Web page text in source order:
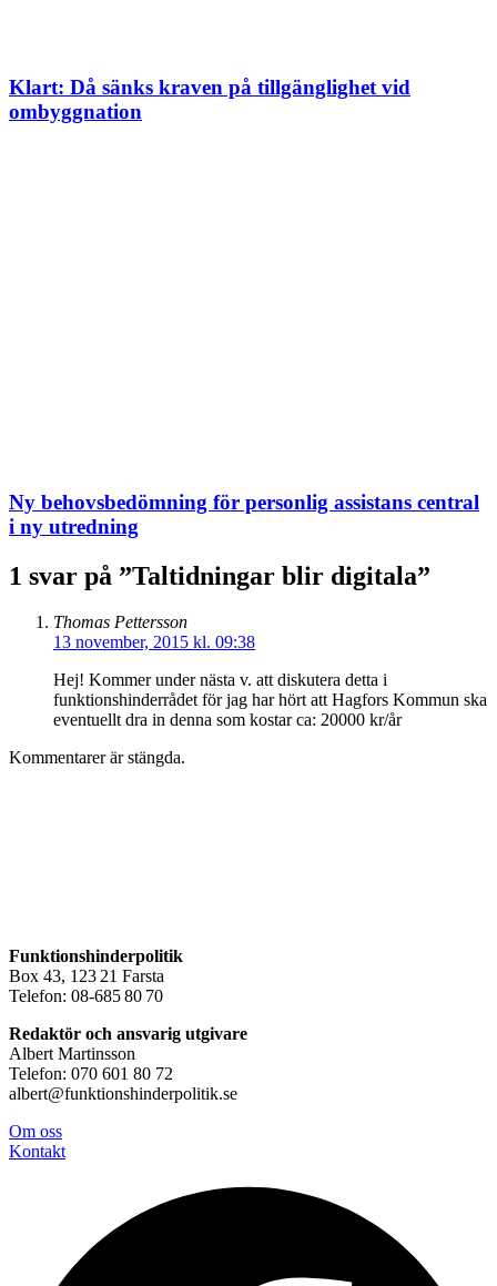
Klart: Då sänks kraven på tillgänglighet vid
ombyggnation
Ny behovsbedömning för personlig assistans central
i ny utredning
1 svar på ”Taltidningar blir digitala”
Thomas Pettersson
13 november, 2015 kl. 09:38
Hej! Kommer under nästa v. att diskutera detta i
funktionshinderrådet för jag har hört att Hagfors Kommun ska
eventuellt dra in denna som kostar ca: 20000 kr/år
Kommentarer är stängda.
Funktionshinderpolitik
Box 43, 123 21 Farsta
Telefon: 08-685 80 70
Redaktör och ansvarig utgivare
Albert Martinsson
Telefon: 070 601 80 72
albert@funktionshinderpolitik.se
Om oss
Kontakt